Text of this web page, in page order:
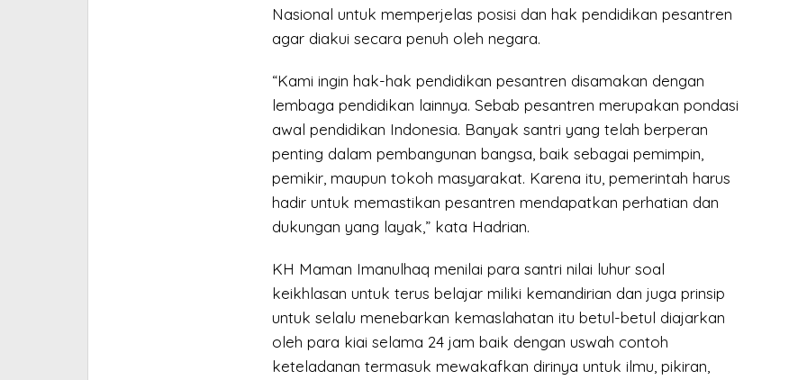
Nasional untuk memperjelas posisi dan hak pendidikan pesantren
agar diakui secara penuh oleh negara.
“Kami ingin hak-hak pendidikan pesantren disamakan dengan
lembaga pendidikan lainnya. Sebab pesantren merupakan pondasi
awal pendidikan Indonesia. Banyak santri yang telah berperan
penting dalam pembangunan bangsa, baik sebagai pemimpin,
pemikir, maupun tokoh masyarakat. Karena itu, pemerintah harus
hadir untuk memastikan pesantren mendapatkan perhatian dan
dukungan yang layak,” kata Hadrian.
KH Maman Imanulhaq menilai para santri nilai luhur soal
keikhlasan untuk terus belajar miliki kemandirian dan juga prinsip
untuk selalu menebarkan kemaslahatan itu betul-betul diajarkan
oleh para kiai selama 24 jam baik dengan uswah contoh
keteladanan termasuk mewakafkan dirinya untuk ilmu, pikiran,